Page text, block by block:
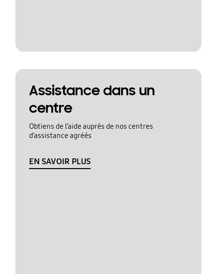
Assistance dans un
centre
Obtiens de l’aide auprès de nos centres
d’assistance agréés
EN SAVOIR PLUS